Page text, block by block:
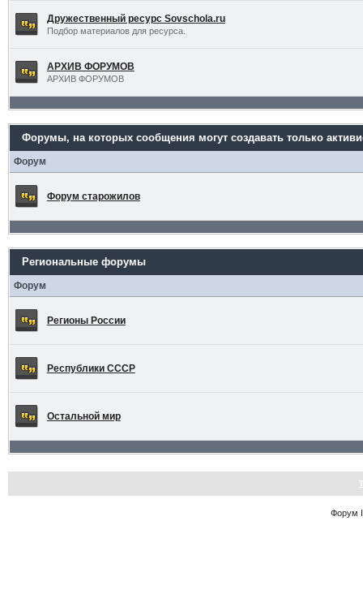
Дружественный ресурс Sovschola.ru
Подбор материалов для ресурса.
АРХИВ ФОРУМОВ
АРХИВ ФОРУМОВ
Форумы, на которых сообщения могут создавать только
Форум
Форум старожилов
Региональные форумы
Форум
Регионы России
Республики СССР
Остальной мир
Форум